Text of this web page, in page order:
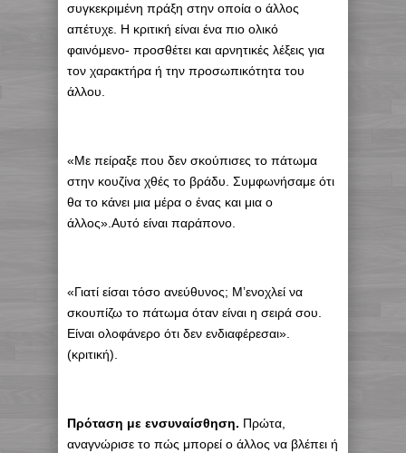
συγκεκριμένη πράξη στην οποία ο άλλος
απέτυχε. Η κριτική είναι ένα πιο ολικό
φαινόμενο- προσθέτει και αρνητικές λέξεις για
τον χαρακτήρα ή την προσωπικότητα του
άλλου.
«Με πείραξε που δεν σκούπισες το πάτωμα
στην κουζίνα χθές το βράδυ. Συμφωνήσαμε ότι
θα το κάνει μια μέρα ο ένας και μια ο
άλλος».Αυτό είναι παράπονο.
«Γιατί είσαι τόσο ανεύθυνος; Μ’ενοχλεί να
σκουπίζω το πάτωμα όταν είναι η σειρά σου.
Είναι ολοφάνερο ότι δεν ενδιαφέρεσαι».
(κριτική).
Πρόταση με ενσυναίσθηση. Πρώτα,
αναγνώρισε το πώς μπορεί ο άλλος να βλέπει ή